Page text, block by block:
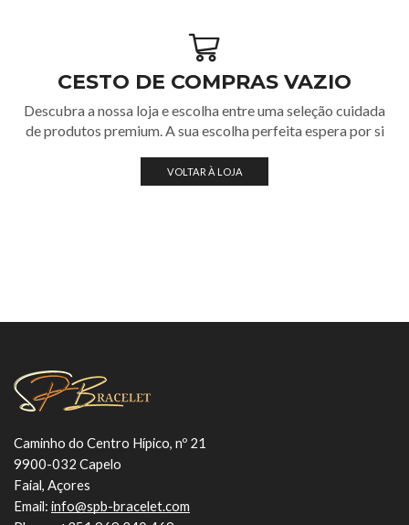
CESTO DE COMPRAS VAZIO
Descubra a nossa loja e escolha entre uma seleção cuidada
de produtos premium. A sua escolha perfeita espera por si
VOLTAR À LOJA
Caminho do Centro Hípico, nº 21
9900-032 Capelo
Faial, Açores
Email: info@spb-bracelet.com